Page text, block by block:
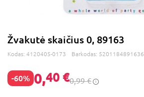
Žvakutė skaičius 0, 89163
Kodas: 4120405-0173 Barkodas: 5201184891636
-60% 0,40 €0,99 €